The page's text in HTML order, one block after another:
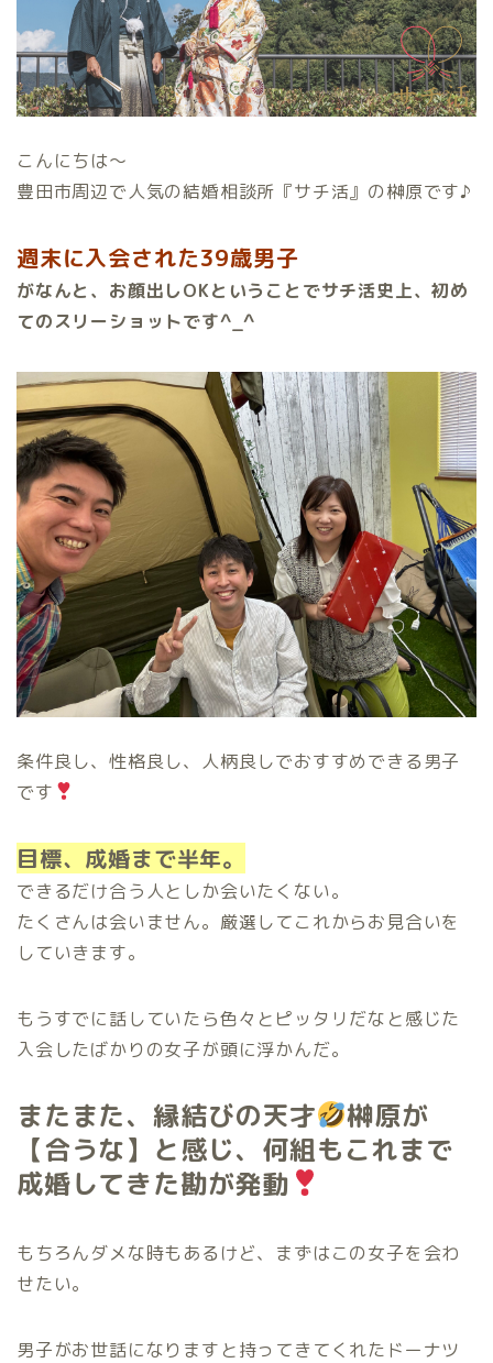
こんにちは〜
豊田市周辺で人気の結婚相談所『サチ活』の榊原です♪
週末に入会された39歳男子
がなんと、お顔出しOKということでサチ活史上、初め
てのスリーショットです^_^
条件良し、性格良し、人柄良しでおすすめできる男子
です
目標、成婚まで半年。
できるだけ合う人としか会いたくない。
たくさんは会いません。厳選してこれからお見合いを
していきます。
もうすでに話していたら色々とピッタリだなと感じた
入会したばかりの女子が頭に浮かんだ。
またまた、縁結びの天才
榊原が
【合うな】と感じ、何組もこれまで
成婚してきた勘が発動
もちろんダメな時もあるけど、まずはこの女子を会わ
せたい。
男子がお世話になりますと持ってきてくれたドーナツ